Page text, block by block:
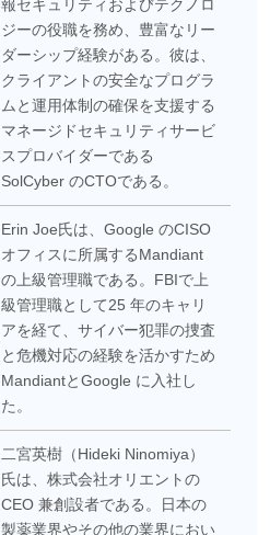
報セキュリティおよびテクノロ
ジーの役職を務め、豊富なリー
ダーシップ経験がある。彼は、
クライアントの安全なプログラ
ムと運用体制の確保を支援する
マネージドセキュリティサービ
スプロバイダーである
SolCyber のCTOである。
Erin Joe氏は、Google のCISO
オフィスに所属するMandiant
の上級管理職である。FBIで上
級管理職として25 年のキャリ
アを経て、サイバー犯罪の捜査
と危機対応の経験を活かすため
MandiantとGoogle に入社し
た。
二宮英樹（Hideki Ninomiya）
氏は、株式会社オリエントの
CEO 兼創設者である。日本の
製薬業界やその他の業界におい